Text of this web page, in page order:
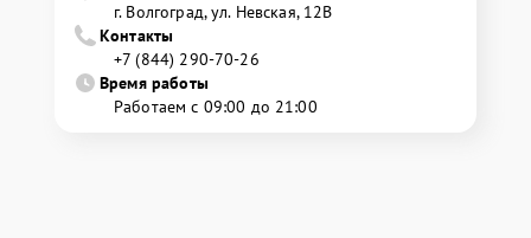
г. Волгоград, ул. Невская, 12В
Контакты
+7 (844) 290-70-26
Время работы
Работаем с 09:00 до 21:00